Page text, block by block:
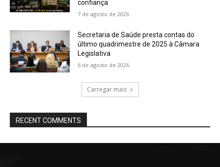
confiança
7 de agosto de 2026
Secretaria de Saúde presta contas do
último quadrimestre de 2025 à Câmara
Legislativa
6 de agosto de 2026
Carregar mais
RECENT COMMENTS